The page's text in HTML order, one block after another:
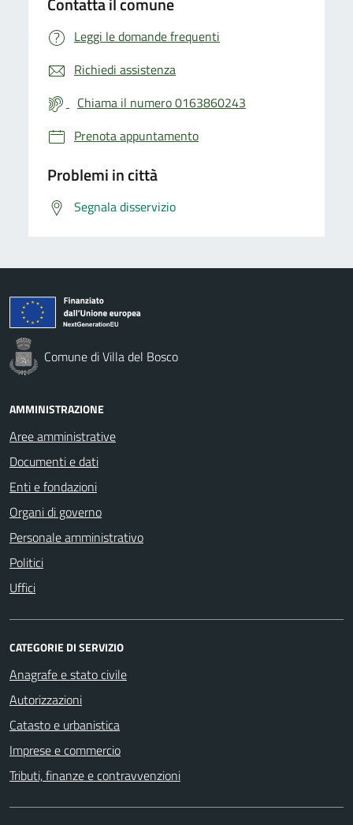
Leggi le domande frequenti
Richiedi assistenza
Chiama il numero 0163860243
Prenota appuntamento
Problemi in città
Segnala disservizio
Comune di Villa del Bosco
AMMINISTRAZIONE
Aree amministrative
Documenti e dati
Enti e fondazioni
Organi di governo
Personale amministrativo
Politici
Uffici
CATEGORIE DI SERVIZIO
Anagrafe e stato civile
Autorizzazioni
Catasto e urbanistica
Imprese e commercio
Tributi, finanze e contravvenzioni